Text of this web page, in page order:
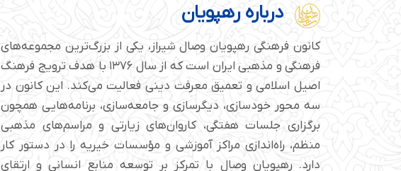
درباره رهپویان
کانون فرهنگی رهپویان وصال شیراز، یکی از بزرگ‌ترین مجموعه‌های
فرهنگی و مذهبی ایران است که از سال ۱۳۷۶ با هدف ترویج فرهنگ
اصیل اسلامی و تعمیق معرفت دینی فعالیت می‌کند. این کانون در
سه محور خودسازی، دیگرسازی و جامعه‌سازی، برنامه‌هایی همچون
برگزاری جلسات هفتگی، کاروان‌های زیارتی و مراسم‌های مذهبی
منظم، راه‌اندازی مراکز آموزشی و مؤسسات خیریه را در دستور کار
دارد. رهپویان وصال با تمرکز بر توسعه منابع انسانی و ارتقای